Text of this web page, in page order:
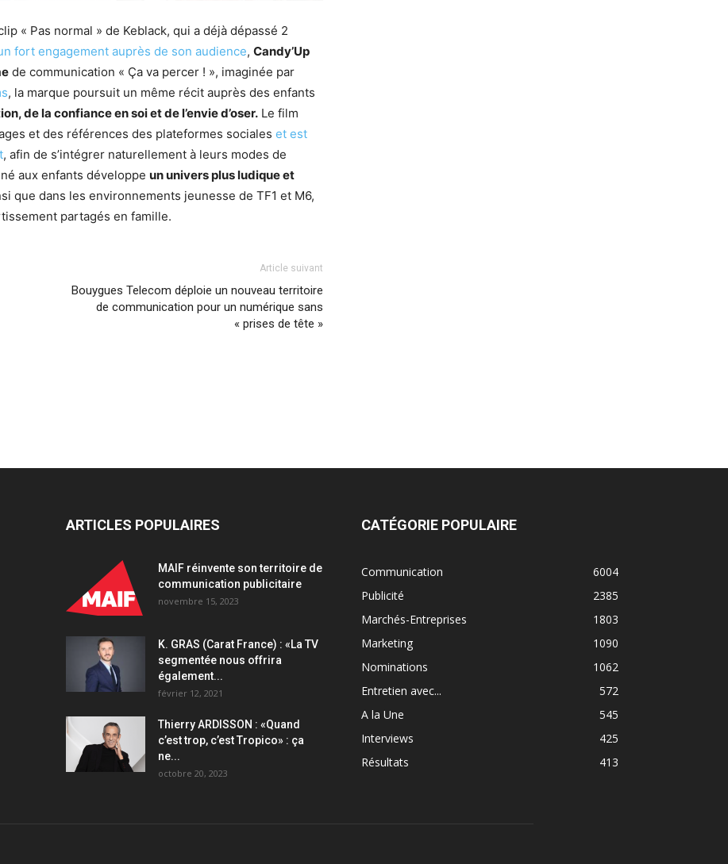
« Pas normal » de Keblack, qui a déjà dépassé 2
fort engagement auprès de son audience, Candy’Up
de communication « Ça va percer ! », imaginée par
, la marque poursuit un même récit auprès des enfants
de la confiance en soi et de l’envie d’oser. Le film
et des références des plateformes sociales et est
, afin de s’intégrer naturellement à leurs modes de
aux enfants développe un univers plus ludique et
que dans les environnements jeunesse de TF1 et M6,
partagés en famille.
Article suivant
Bouygues Telecom déploie un nouveau territoire
de communication pour un numérique sans
« prises de tête »
ARTICLES POPULAIRES
MAIF réinvente son territoire de
communication publicitaire
novembre 15, 2023
K. GRAS (Carat France) : «La TV
segmentée nous offrira
également...
février 12, 2021
Thierry ARDISSON : «Quand
c’est trop, c’est Tropico» : ça
ne...
octobre 20, 2023
CATÉGORIE POPULAIRE
Communication
6004
Publicité
2385
Marchés-Entreprises
1803
Marketing
1090
Nominations
1062
Entretien avec...
572
A la Une
545
Interviews
425
Résultats
413